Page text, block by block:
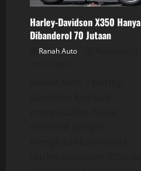
Harley-Davidson X350 Hanya
Dibanderol 70 Jutaan
Ranah Auto